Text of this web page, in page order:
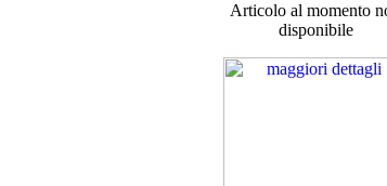
Articolo al momento
disponibile